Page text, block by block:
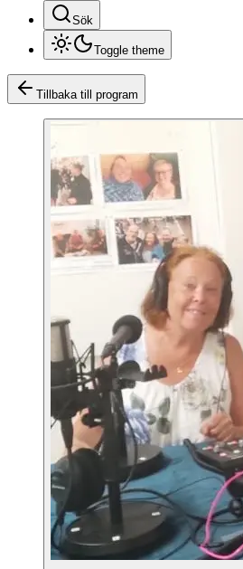
Sök
Toggle theme
Tillbaka till program